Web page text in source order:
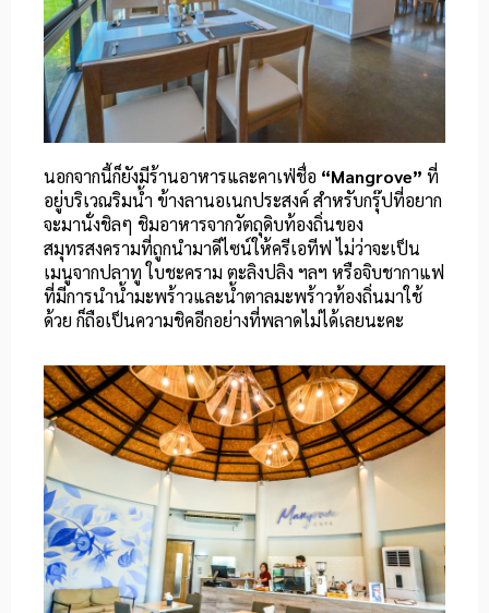
นอกจากนี้ก็ยังมีร้านอาหารและคาเฟ่ชื่อ “Mangrove” ที่
อยู่บริเวณริมน้ำ ข้างลานอเนกประสงค์ สำหรับกรุ๊ปที่อยาก
จะมานั่งชิลๆ ชิมอาหารจากวัตถุดิบท้องถิ่นของ
สมุทรสงครามที่ถูกนำมาดีไซน์ให้ครีเอทีฟ ไม่ว่าจะเป็น
เมนูจากปลาทู ใบชะคราม ตะลิงปลิง ฯลฯ หรือจิบชากาแฟ
ที่มีการนำน้ำมะพร้าวและน้ำตาลมะพร้าวท้องถิ่นมาใช้
ด้วย ก็ถือเป็นความชิคอีกอย่างที่พลาดไม่ได้เลยนะคะ